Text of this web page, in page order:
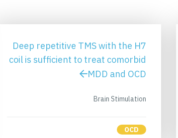
Deep repetitive TMS with the H7
coil is sufficient to treat comorbid
MDD and OCD
Brain Stimulation
OCD